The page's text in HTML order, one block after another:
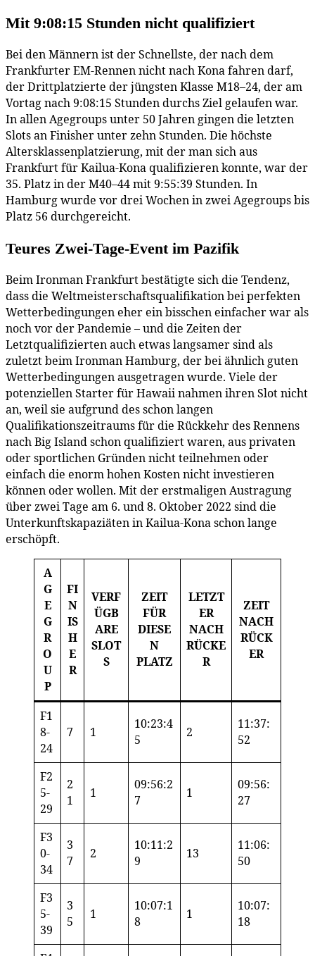
Mit 9:08:15 Stunden nicht qualifiziert
Bei den Männern ist der Schnellste, der nach dem
Frankfurter EM-Rennen nicht nach Kona fahren darf,
der Drittplatzierte der jüngsten Klasse M18–24, der am
Vortag nach 9:08:15 Stunden durchs Ziel gelaufen war.
In allen Agegroups unter 50 Jahren gingen die letzten
Slots an Finisher unter zehn Stunden. Die höchste
Altersklassenplatzierung, mit der man sich aus
Frankfurt für Kailua-Kona qualifizieren konnte, war der
35. Platz in der M40–44 mit 9:55:39 Stunden. In
Hamburg wurde vor drei Wochen in zwei Agegroups bis
Platz 56 durchgereicht.
Teures Zwei-Tage-Event im Pazifik
Beim Ironman Frankfurt bestätigte sich die Tendenz,
dass die Weltmeisterschaftsqualifikation bei perfekten
Wetterbedingungen eher ein bisschen einfacher war als
noch vor der Pandemie – und die Zeiten der
Letztqualifizierten auch etwas langsamer sind als
zuletzt beim Ironman Hamburg, der bei ähnlich guten
Wetterbedingungen ausgetragen wurde. Viele der
potenziellen Starter für Hawaii nahmen ihren Slot nicht
an, weil sie aufgrund des schon langen
Qualifikationszeitraums für die Rückkehr des Rennens
nach Big Island schon qualifiziert waren, aus privaten
oder sportlichen Gründen nicht teilnehmen oder
einfach die enorm hohen Kosten nicht investieren
können oder wollen. Mit der erstmaligen Austragung
über zwei Tage am 6. und 8. Oktober 2022 sind die
Unterkunftskapaziäten in Kailua-Kona schon lange
erschöpft.
A
G
E
G
R
O
U
P
FI
N
IS
H
E
R
VERF
ÜGB
ARE
SLOT
S
ZEIT
FÜR
DIESE
N
PLATZ
LETZT
ER
NACH
RÜCKE
R
ZEIT
NACH
RÜCK
ER
F1
8-
24
7 1
10:23:4
5
2
11:37:
52
F2
5-
29
2
1
1
09:56:2
7
1
09:56:
27
F3
0-
34
3
7
2
10:11:2
9
13
11:06:
50
F3
5-
39
3
5
1
10:07:1
8
1
10:07:
18